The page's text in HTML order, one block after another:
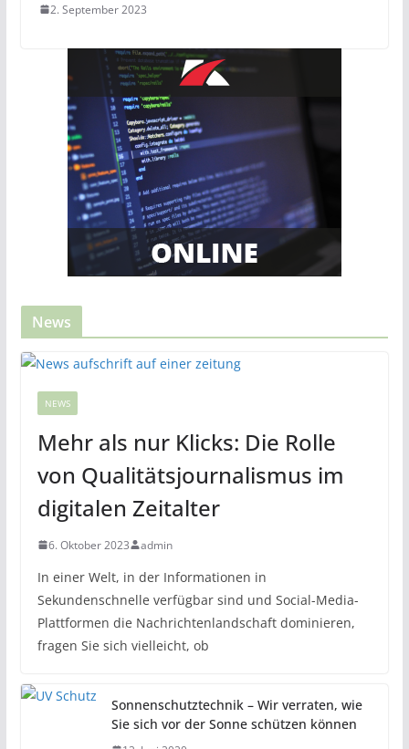
2. September 2023
News
NEWS
Mehr als nur Klicks: Die Rolle
von Qualitätsjournalismus im
digitalen Zeitalter
6. Oktober 2023 admin
In einer Welt, in der Informationen in
Sekundenschnelle verfügbar sind und Social-Media-
Plattformen die Nachrichtenlandschaft dominieren,
fragen Sie sich vielleicht, ob
Sonnenschutztechnik – Wir verraten, wie
Sie sich vor der Sonne schützen können